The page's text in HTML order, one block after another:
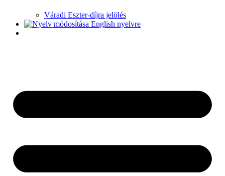
Váradi Eszter-díjra jelölés